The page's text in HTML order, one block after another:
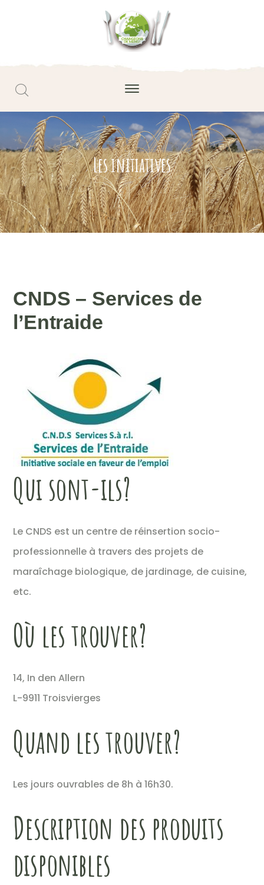
Les initiatives
CNDS – Services de
l’Entraide
Qui sont-ils?
Le CNDS est un centre de réinsertion socio-
professionnelle à travers des projets de
maraîchage biologique, de jardinage, de cuisine,
etc.
Où les trouver?
14, In den Allern
L-9911 Troisvierges
Quand les trouver?
Les jours ouvrables de 8h à 16h30.
Description des produits
disponibles